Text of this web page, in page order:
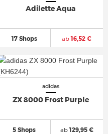
Adilette Aqua
17 Shops ab16,52 €
adidas
ZX 8000 Frost Purple
5 Shops ab129,95 €